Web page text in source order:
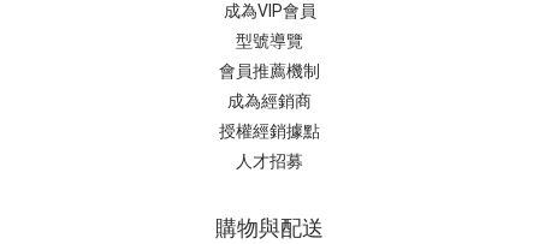
成為VIP會員
型號導覽
會員推薦機制
成為經銷商
授權經銷據點
人才招募
購物與配送